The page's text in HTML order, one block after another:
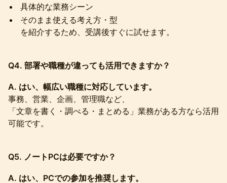
具体的な業務シーン
そのまま使える考え方・型
を紹介するため、受講後すぐに試せます。
Q4. 部署や職種が違っても活用できますか？
A. はい、幅広い職種に対応しています。
事務、営業、企画、管理職など、
「文章を書く・調べる・まとめる」業務がある方なら活用
可能です。
Q5. ノートPCは必要ですか？
A. はい、PCでの参加を推奨します。